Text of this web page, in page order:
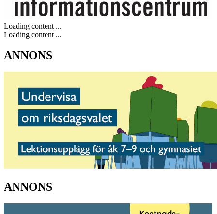
Loading content ...
Loading content ...
ANNONS
ANNONS